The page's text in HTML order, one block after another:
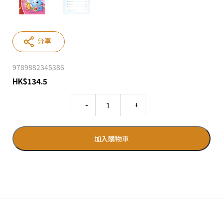
9789882345386
HK$134.5
加入購物車
分享